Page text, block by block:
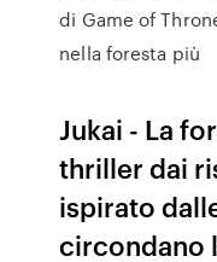
di Game of
nella foresta più
Jukai - La
thriller dai
ispirato
circondano